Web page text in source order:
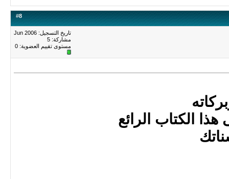
#8
تاريخ التسجيل: Jun 2006
مشاركة: 5
مستوى تقييم العضوية: 0
الكتاب الرائع